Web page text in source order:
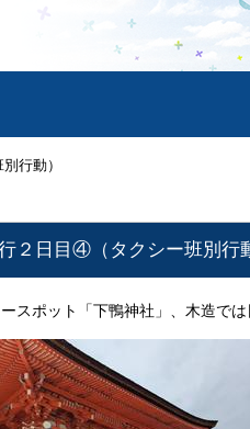
行動）
２日目④（タクシー班別行
スポット「下鴨神社」、木造で